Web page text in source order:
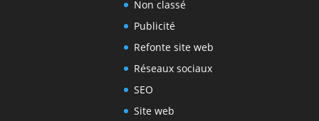
Non classé
Publicité
Refonte site web
Réseaux sociaux
SEO
Site web